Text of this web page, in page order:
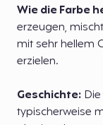
Wie die Farbe
erzeugen,
mit sehr hellem
erzielen.
Geschichte:
typischerweise